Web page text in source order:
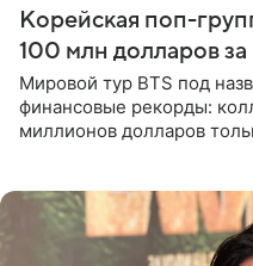
Корейская поп-
100 млн долларов
Мировой тур BTS под
финансовые рекорды:
миллионов долларов